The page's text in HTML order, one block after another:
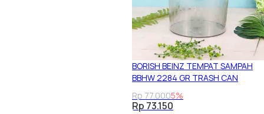
BORISH BEINZ TEMPAT SAMPAH
BBHW 2284 GR TRASH CAN
Rp 77.0005%
Rp 73.150